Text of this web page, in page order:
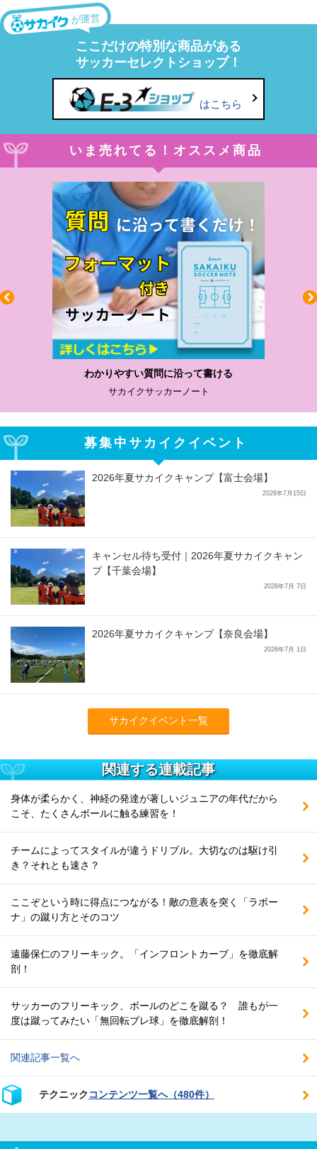
が運営
ここだけの特別な商品がある
サッカーセレクトショップ！
はこちら
いま売れてる！オススメ商品
わかりやすい質問に沿って書ける
サカイクサッカーノート
募集中サカイクイベント
2026年夏サカイクキャンプ【富士会場】
2026年7月15日
キャンセル待ち受付｜2026年夏サカイクキャン
プ【千葉会場】
2026年7月 7日
2026年夏サカイクキャンプ【奈良会場】
2026年7月 1日
サカイクイベント一覧
関連する連載記事
身体が柔らかく、神経の発達が著しいジュニアの年代だから
こそ、たくさんボールに触る練習を！
チームによってスタイルが違うドリブル。大切なのは駆け引
き？それとも速さ？
ここぞという時に得点につながる！敵の意表を突く「ラボー
ナ」の蹴り方とそのコツ
遠藤保仁のフリーキック。「インフロントカーブ」を徹底解
剖！
サッカーのフリーキック、ボールのどこを蹴る？ 誰もが一
度は蹴ってみたい「無回転ブレ球」を徹底解剖！
関連記事一覧へ
テクニック コンテンツ一覧へ（480件）